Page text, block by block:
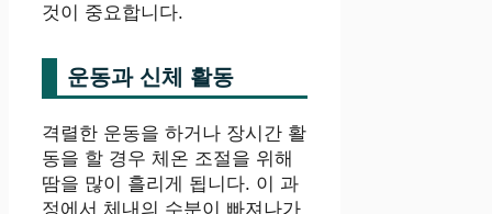
것이 중요합니다.
운동과 신체 활동
격렬한 운동을 하거나 장시간 활
동을 할 경우 체온 조절을 위해
땀을 많이 흘리게 됩니다. 이 과
정에서 체내의 수분이 빠져나가